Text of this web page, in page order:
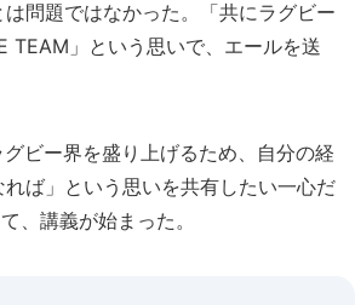
は問題ではなかった。「共にラグビー
TEAM」という思いで、エールを送
ビー界を盛り上げるため、自分の経
ば」という思いを共有したい一心だ
、講義が始まった。